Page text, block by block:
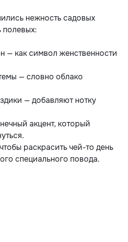
нежность садовых
полевых:
— как символ женственности
— словно облако
— добавляют нотку
акцент, который
раскрасить чей-то день
специального повода.